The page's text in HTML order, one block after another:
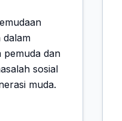
pemuda dan
sosial
muda.